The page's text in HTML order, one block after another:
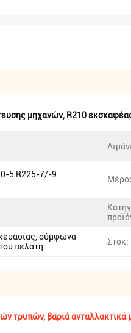
μηχανών, R210
5 R225-7/-9
σύμφωνα
πελάτη
Στοκ:
τρυπών, βαριά ανταλλακτικά